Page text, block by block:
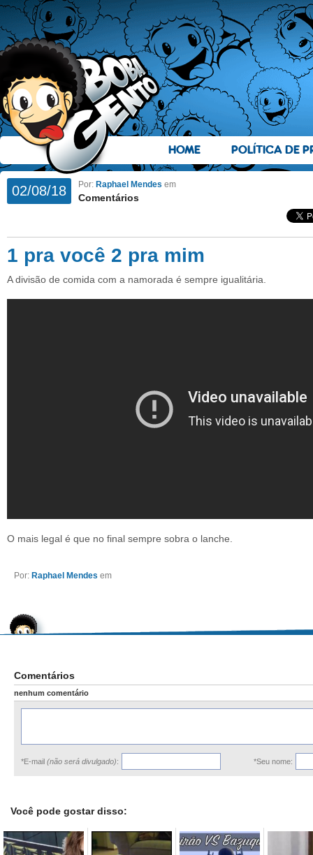
HOME POLÍTICA DE
02/08/18 Por: Raphael Mendes em
Comentários
1 pra você 2 pra mim
A divisão de comida com a namorada é sempre igualitária.
O mais legal é que no final sempre sobra o lanche.
Por: Raphael Mendes em
Comentários
nenhum comentário
*E-mail (não será divulgado): *Seu nome:
Você pode gostar disso: